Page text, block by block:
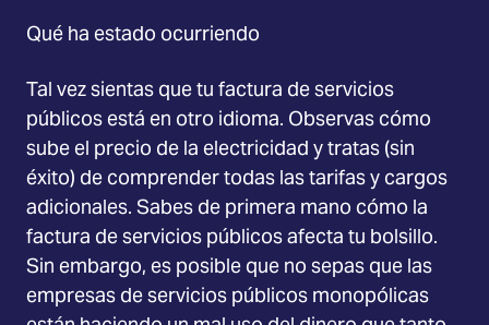
Qué ha estado ocurriendo
Tal vez sientas que tu factura de servicios
públicos está en otro idioma. Observas cómo
sube el precio de la electricidad y tratas (sin
éxito) de comprender todas las tarifas y cargos
adicionales. Sabes de primera mano cómo la
factura de servicios públicos afecta tu bolsillo.
Sin embargo, es posible que no sepas que las
empresas de servicios públicos monopólicas